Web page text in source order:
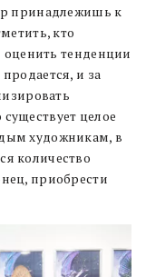
принадлежишь к
кто
оценить тенденции
и за
целое
художникам, в
количество
приобрести